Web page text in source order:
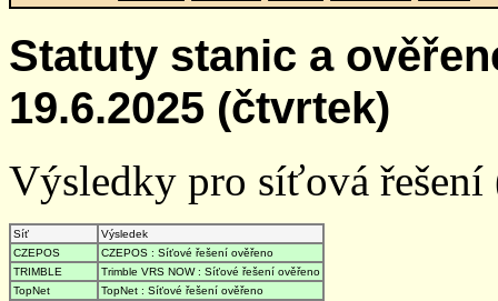
Statuty stanic a
19.6.2025 (čtvrtek)
Výsledky pro síťová
Síť
Výsledek
CZEPOS
CZEPOS : Síťové řešení ověřeno
TRIMBLE
Trimble VRS NOW : Síťové řešení ověřeno
TopNet
TopNet : Síťové řešení ověřeno